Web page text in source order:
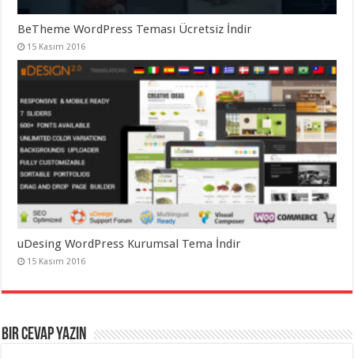
BeTheme WordPress Teması Ücretsiz İndir
15 Kasım 2016
uDesing WordPress Kurumsal Tema İndir
15 Kasım 2016
Bir cevap yazın